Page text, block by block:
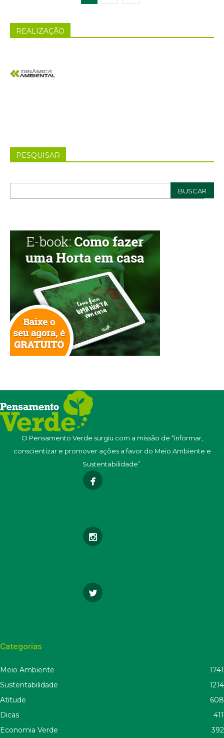
REALIZAÇÃO
PESQUISAR
O Pensamento Verde surgiu com a missão de “informar,
conscientizar e promover ações a favor do Meio Ambiente e
Sustentabilidade”.
Categorias
Meio Ambiente
1741
Sustentabilidade
1214
Atitude
608
Dicas
411
Economia Verde
392